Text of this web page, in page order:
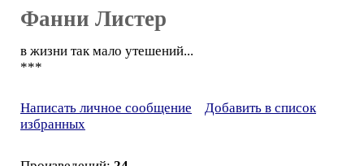
Фанни Листер
в жизни так мало утешений...
***
Написать личное сообщение
Добавить в список
избранных